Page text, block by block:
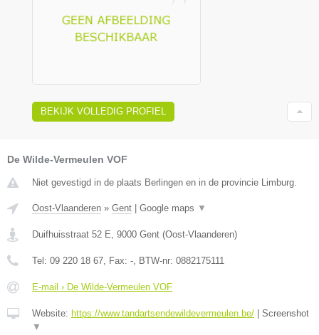
BEKIJK VOLLEDIG PROFIEL
De Wilde-Vermeulen VOF
Niet gevestigd in de plaats Berlingen en in de provincie Limburg.
Oost-Vlaanderen » Gent Google maps ▼
Duifhuisstraat 52 E, 9000 Gent (Oost-Vlaanderen)
Tel: 09 220 18 67, Fax: -, BTW-nr: 0882175111
E-mail › De Wilde-Vermeulen VOF
Website: https://www.tandartsendewildevermeulen.be/
Screenshot
▼